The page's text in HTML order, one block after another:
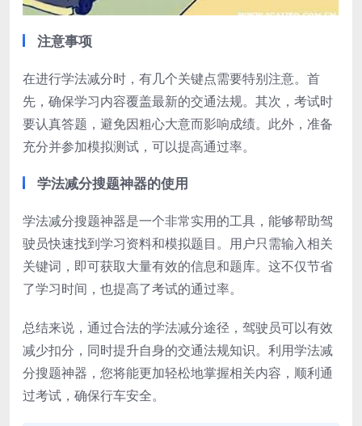
注意事项
在进行学法减分时，有几个关键点需要特别注意。首
先，确保学习内容覆盖最新的交通法规。其次，考试时
要认真答题，避免因粗心大意而影响成绩。此外，准备
充分并参加模拟测试，可以提高通过率。
学法减分搜题神器的使用
学法减分搜题神器是一个非常实用的工具，能够帮助驾
驶员快速找到学习资料和模拟题目。用户只需输入相关
关键词，即可获取大量有效的信息和题库。这不仅节省
了学习时间，也提高了考试的通过率。
总结来说，通过合法的学法减分途径，驾驶员可以有效
减少扣分，同时提升自身的交通法规知识。利用学法减
分搜题神器，您将能更加轻松地掌握相关内容，顺利通
过考试，确保行车安全。